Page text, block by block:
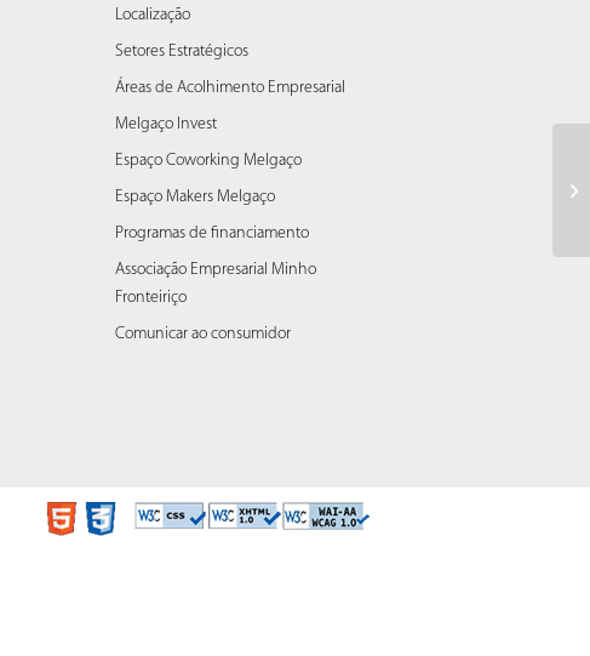
Localização
Setores Estratégicos
Áreas de Acolhimento Empresarial
Melgaço Invest
Espaço Coworking Melgaço
Espaço Makers Melgaço
Programas de financiamento
Associação Empresarial Minho
Fronteiriço
Comunicar ao consumidor